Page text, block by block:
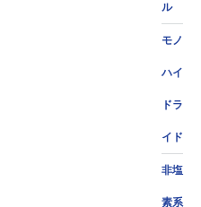
ル
モノ
ハイ
ドラ
イド
非塩
素系